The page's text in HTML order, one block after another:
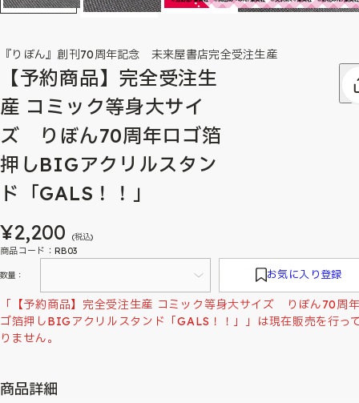
『りぼん』創刊70周年記念 未来屋書店完全受注生産
【予約商品】完全受注生
産 コミック等身大サイ
ズ りぼん70周年ロゴ箔
押しBIGアクリルスタン
ド「GALS！！」
¥2,200 (税込)
商品コード：RB03
数量： お気に入り登録
「【予約商品】完全受注生産 コミック等身大サイズ りぼん70周
ゴ箔押しBIGアクリルスタンド「GALS！！」」は現在販売を行っ
りません。
商品詳細